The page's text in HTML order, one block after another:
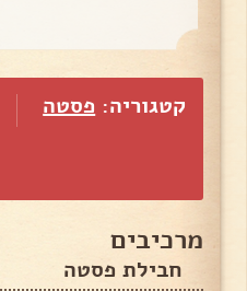
קטגוריה: פסטה
מרכיבים
חבילת פסטה